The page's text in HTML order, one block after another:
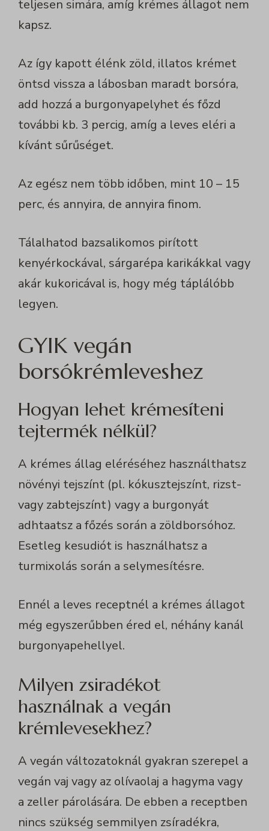
teljesen simára, amíg krémes állagot nem
kapsz.
Az így kapott élénk zöld, illatos krémet
öntsd vissza a lábosban maradt borsóra,
add hozzá a burgonyapelyhet és főzd
további kb. 3 percig, amíg a leves eléri a
kívánt sűrűséget.
Az egész nem több időben, mint 10 – 15
perc, és annyira, de annyira finom.
Tálalhatod bazsalikomos pirított
kenyérkockával, sárgarépa karikákkal vagy
akár kukoricával is, hogy még táplálóbb
legyen.
GYIK vegán
borsókrémleveshez
Hogyan lehet krémesíteni
tejtermék nélkül?
A krémes állag eléréséhez használthatsz
növényi tejszínt (pl. kókusztejszínt, rizst-
vagy zabtejszínt) vagy a burgonyát
adhtaatsz a főzés során a zöldborsóhoz.
Esetleg kesudiót is használhatsz a
turmixolás során a selymesítésre.
Ennél a leves receptnél a krémes állagot
még egyszerűbben éred el, néhány kanál
burgonyapehellyel.
Milyen zsiradékot
használnak a vegán
krémlevesekhez?
A vegán változatoknál gyakran szerepel a
vegán vaj vagy az olívaolaj a hagyma vagy
a zeller párolására. De ebben a receptben
nincs szükség semmilyen zsíradékra,